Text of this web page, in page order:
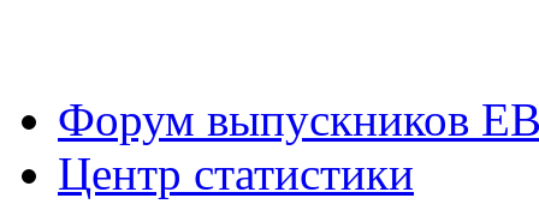
Форум выпускников
Центр статистики